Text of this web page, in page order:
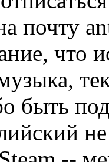
почту
что
быть